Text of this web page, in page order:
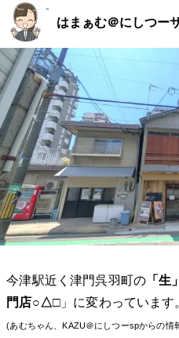
はまぁむ＠にしつー
今津駅近く津門呉羽町の 「
門店○△□ 」に変わっています
(あむちゃん、KAZU＠にしつーspからの情